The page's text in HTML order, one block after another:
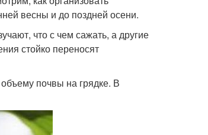
весны и до поздней осени.
что с чем сажать, а другие
стойко переносят
почвы на грядке. В